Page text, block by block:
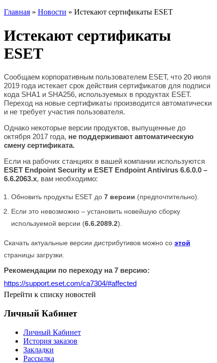
Главная » Новости » Истекают сертификаты ESET
Истекают сертификаты
ESET
Сообщаем корпоративным пользователем ESET, что 20 июля
2019 года истекает срок действия сертификатов для подписи
кода SHA1 и SHA256, используемых в продуктах ESET.
Переход на новые сертификаты производится автоматически
и не требует участия пользователя.
Однако некоторые версии продуктов, выпущенные до
октября 2017 года, не поддерживают автоматическую
смену сертификата.
Если на рабочих станциях в вашей компании используются
ESET Endpoint Security и ESET Endpoint Antivirus 6.6.0.0 –
6.6.2063.x, вам необходимо:
Обновить продукты ESET до 7 версии (предпочтительно).
Если это невозможно – установить новейшую сборку
используемой версии (6.6.2089.2).
Скачать актуальные версии дистрибутивов можно со этой
страницы загрузки.
Рекомендации по переходу на 7 версию:
https://support.eset.com/ca7304/#affected
Перейти к списку новостей
Личный Кабинет
Личный Кабинет
История заказов
Закладки
Рассылка